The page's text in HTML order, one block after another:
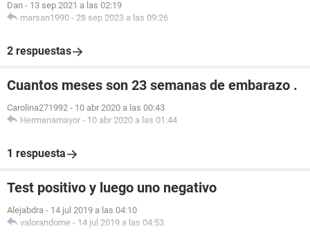
Dan - 13 sep 2021 a las 02:19
marsan1990 - 28 sep 2023 a las 09:26
2 respuestas
Cuantos meses son 23 semanas de embarazo .
Carolina271992 - 10 abr 2020 a las 00:43
Hermanamayor - 10 abr 2020 a las 01:44
1 respuesta
Test positivo y luego uno negativo
Alejabdra - 14 jul 2019 a las 04:10
valorandome - 14 jul 2019 a las 04:53